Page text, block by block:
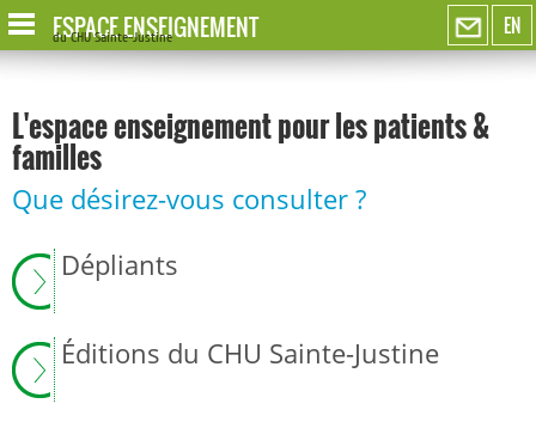
EN
ESPACE ENSEIGNEMENT
du CHU Sainte-Justine
L'espace enseignement pour les patients &
familles
Que désirez-vous consulter ?
Dépliants
Éditions du CHU Sainte-Justine